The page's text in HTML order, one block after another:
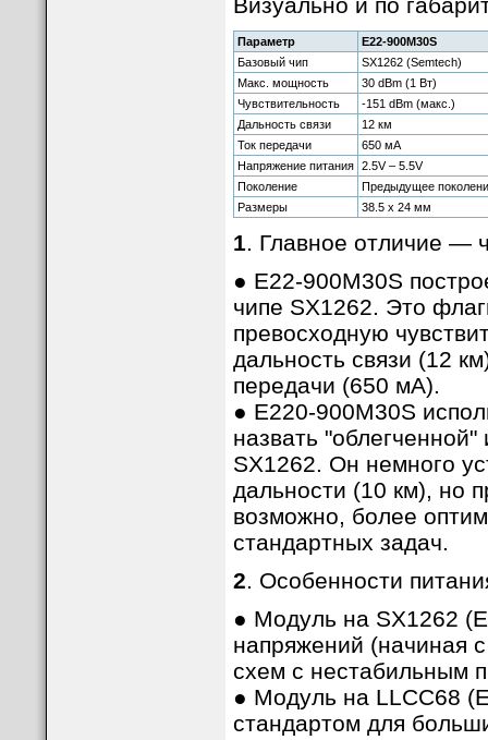
Параметр
E22-900M30S
Базовый чип
SX1262 (Semtech)
Макс. мощность
30 dBm (1 Вт)
Чувствительность
-151 dBm (макс.)
Дальность связи
12 км
Ток передачи
650 мА
Напряжение питания 2.5V – 5.5V
Поколение
Предыдущее
Размеры
38.5 x 24 мм
1. Главное отличие —
● E22-900M30S
чипе SX1262. Это
превосходную
дальность связи (12
передачи (650 мА).
● E220-900M30S
назвать
SX1262. Он немного
дальности (10 км), но
возможно, более
стандартных задач.
2. Особенности
● Модуль на SX1262
напряжений (начиная
схем с нестабильным
● Модуль на LLCC68
стандартом для